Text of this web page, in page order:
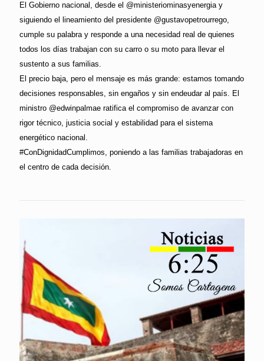
El Gobierno nacional, desde el @ministeriominasyenergia y
siguiendo el lineamiento del presidente @gustavopetrourrego,
cumple su palabra y responde a una necesidad real de quienes
todos los días trabajan con su carro o su moto para llevar el
sustento a sus familias.
El precio baja, pero el mensaje es más grande: estamos tomando
decisiones responsables, sin engaños y sin endeudar al país. El
ministro @edwinpalmae ratifica el compromiso de avanzar con
rigor técnico, justicia social y estabilidad para el sistema
energético nacional.
#ConDignidadCumplimos, poniendo a las familias trabajadoras en
el centro de cada decisión.